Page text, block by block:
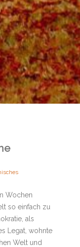
Wochen
so einfach zu
als
Legat, wohnte
Welt und